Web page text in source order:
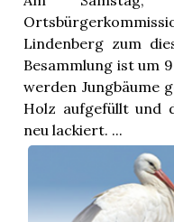
Lindenberg zum
Besammlung ist um
werden Jungbäume
Holz aufgefüllt und
neu lackiert. ...